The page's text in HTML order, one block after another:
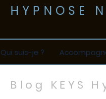
​HYPNOSE
Qui suis-je ?
Blog KEYS